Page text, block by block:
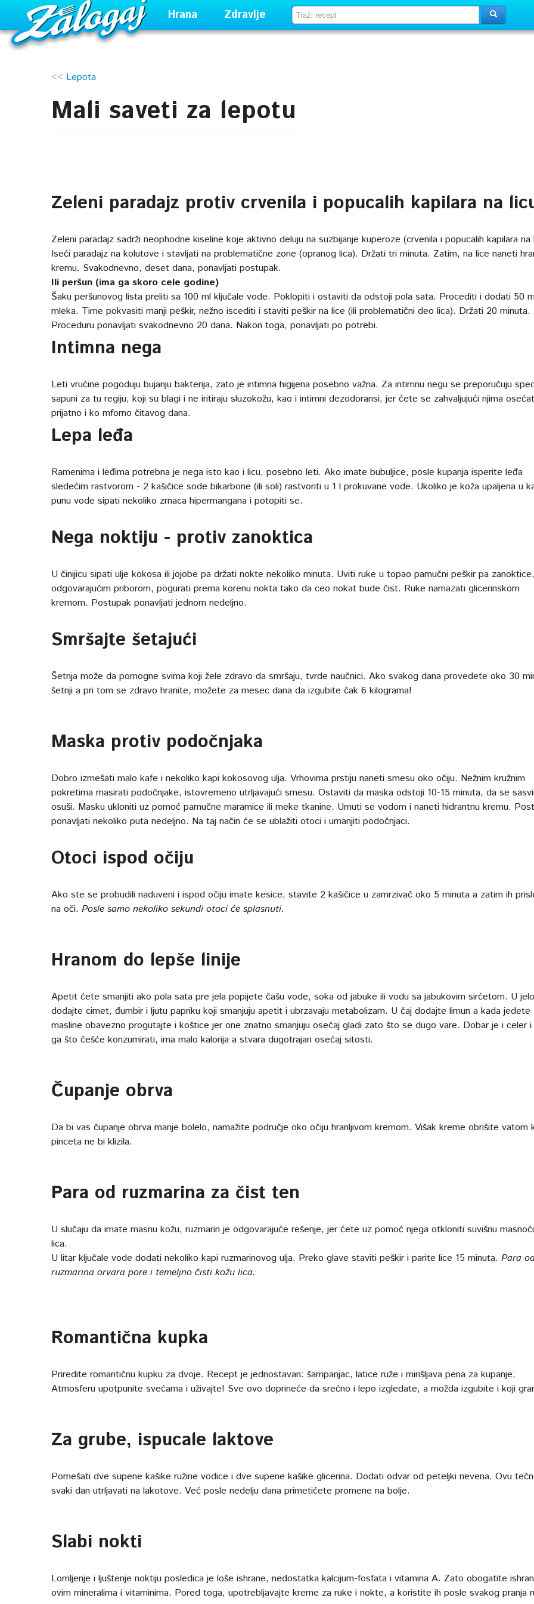
Hrana Zdravlje
<< Lepota
Mali saveti za lepotu
Zeleni paradajz protiv crvenila i popucalih kapilara na
Zeleni paradajz sadrži neophodne kiseline koje aktivno deluju na suzbijanje kuperoze (crvenila i popucalih kapilara na
Iseći paradajz na kolutove i stavljati na problematične zone (opranog lica). Držati tri minuta. Zatim, na lice naneti
kremu. Svakodnevno, deset dana, ponavljati postupak.
Ili peršun (ima ga skoro cele godine)
Šaku peršunovog lista preliti sa 100 ml ključale vode. Poklopiti i ostaviti da odstoji pola sata. Procediti i dodati 50
mleka. Time pokvasiti manji peškir, nežno iscediti i staviti peškir na lice (ili problematični deo lica). Držati 20 minuta.
Proceduru ponavljati svakodnevno 20 dana. Nakon toga, ponavljati po potrebi.
Intimna nega
Leti vrućine pogoduju bujanju bakterija, zato je intimna higijena posebno važna. Za intimnu negu se preporučuju
sapuni za tu regiju, koji su blagi i ne iritiraju sluzokožu, kao i intimni dezodoransi, jer ćete se zahvaljujući njima
prijatno i ko mforno čitavog dana.
Lepa leđa
Ramenima i leđima potrebna je nega isto kao i licu, posebno leti. Ako imate bubuljice, posle kupanja isperite leđa
sledećim rastvorom - 2 kašičice sode bikarbone (ili soli) rastvoriti u 1 l prokuvane vode. Ukoliko je koža upaljena u
punu vode sipati nekoliko zrnaca hipermangana i potopiti se.
Nega noktiju - protiv zanoktica
U činijicu sipati ulje kokosa ili jojobe pa držati nokte nekoliko minuta. Uviti ruke u topao pamučni peškir pa zanoktice,
odgovarajućim priborom, pogurati prema korenu nokta tako da ceo nokat bude čist. Ruke namazati glicerinskom
kremom. Postupak ponavljati jednom nedeljno.
Smršajte šetajući
Šetnja može da pomogne svima koji žele zdravo da smršaju, tvrde naučnici. Ako svakog dana provedete oko 30
šetnji a pri tom se zdravo hranite, možete za mesec dana da izgubite čak 6 kilograma!
Maska protiv podočnjaka
Dobro izmešati malo kafe i nekoliko kapi kokosovog ulja. Vrhovima prstiju naneti smesu oko očiju. Nežnim kružnim
pokretima masirati podočnjake, istovremeno utrljavajući smesu. Ostaviti da maska odstoji 10-15 minuta, da se
osuši. Masku ukloniti uz pomoć pamučne maramice ili meke tkanine. Umuti se vodom i naneti hidrantnu kremu.
ponavljati nekoliko puta nedeljno. Na taj način će se ublažiti otoci i umanjiti podočnjaci.
Otoci ispod očiju
Ako ste se probudili naduveni i ispod očiju imate kesice, stavite 2 kašičice u zamrzivač oko 5 minuta a zatim ih
na oči. Posle samo nekoliko sekundi otoci će splasnuti.
Hranom do lepše linije
Apetit ćete smanjiti ako pola sata pre jela popijete čašu vode, soka od jabuke ili vodu sa jabukovim sirćetom. U jelo
dodajte cimet, đumbir i ljutu papriku koji smanjuju apetit i ubrzavaju metabolizam. U čaj dodajte limun a kada jedete
masline obavezno progutajte i koštice jer one znatno smanjuju osećaj gladi zato što se dugo vare. Dobar je i celer
ga što češće konzumirati, ima malo kalorija a stvara dugotrajan osećaj sitosti.
Čupanje obrva
Da bi vas čupanje obrva manje bolelo, namažite područje oko očiju hranljivom kremom. Višak kreme obrišite vatom
pinceta ne bi klizila.
Para od ruzmarina za čist ten
U slučaju da imate masnu kožu, ruzmarin je odgovarajuće rešenje, jer ćete uz pomoć njega otkloniti suvišnu
lica.
U litar ključale vode dodati nekoliko kapi ruzmarinovog ulja. Preko glave staviti peškir i parite lice 15 minuta. Para
ruzmarina orvara pore i temeljno čisti kožu lica.
Romantična kupka
Priredite romantičnu kupku za dvoje. Recept je jednostavan: šampanjac, latice ruže i mirišljava pena za kupanje;
Atmosferu upotpunite svećama i uživajte! Sve ovo doprineće da srećno i lepo izgledate, a možda izgubite i koji
Za grube, ispucale laktove
Pomešati dve supene kašike ružine vodice i dve supene kašike glicerina. Dodati odvar od peteljki nevena. Ovu
svaki dan utrljavati na lakotove. Već posle nedelju dana primetićete promene na bolje.
Slabi nokti
Lomljenje i ljuštenje noktiju posledica je loše ishrane, nedostatka kalcijum-fosfata i vitamina A. Zato obogatite
ovim mineralima i vitaminima. Pored toga, upotrebljavajte kreme za ruke i nokte, a koristite ih posle svakog pranja